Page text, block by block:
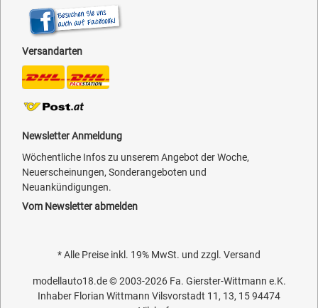
Versandarten
Newsletter Anmeldung
Wöchentliche Infos zu unserem Angebot der Woche,
Neuerscheinungen, Sonderangeboten und
Neuankündigungen.
Vom Newsletter abmelden
* Alle Preise inkl. 19% MwSt. und zzgl. Versand
modellauto18.de© 2003-2026 Fa. Gierster-Wittmann e.K.
Inhaber Florian Wittmann Vilsvorstadt 11, 13, 15 94474